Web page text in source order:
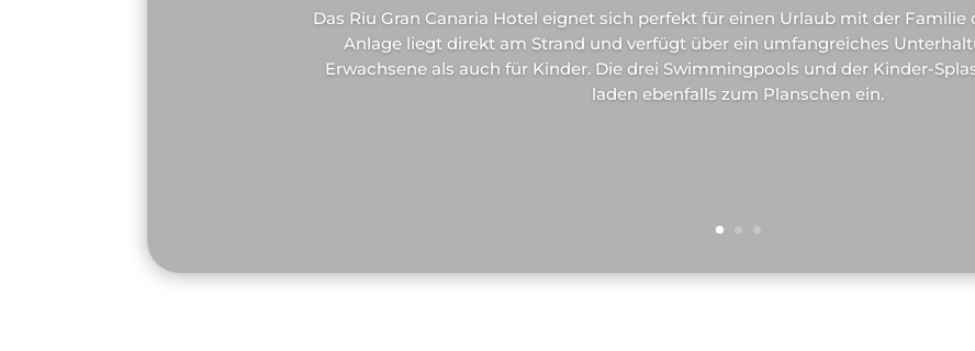
Das Riu Gran Canaria Hotel eignet sich perfekt für einen Urlaub mit der
Anlage liegt direkt am Strand und verfügt über ein umfangreiches
Erwachsene als auch für Kinder. Die drei Swimmingpools und der Kinder-
laden ebenfalls zum Planschen ein.